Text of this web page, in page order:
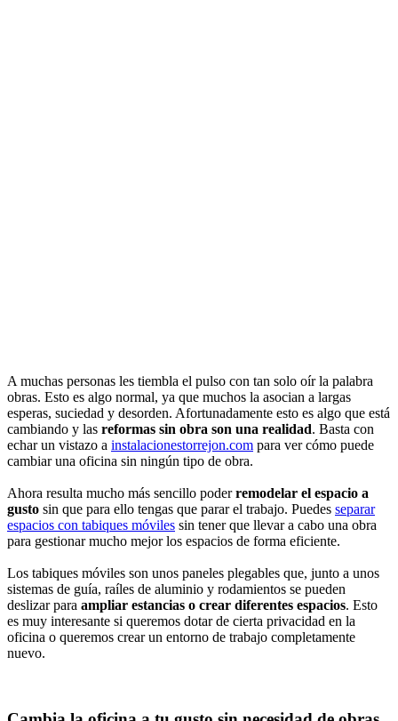
A muchas personas les tiembla el pulso con tan solo oír la palabra
obras. Esto es algo normal, ya que muchos la asocian a largas
esperas, suciedad y desorden. Afortunadamente esto es algo que está
cambiando y las reformas sin obra son una realidad. Basta con
echar un vistazo a instalacionestorrejon.com para ver cómo puede
cambiar una oficina sin ningún tipo de obra.
Ahora resulta mucho más sencillo poderremodelar el espacio a
gusto sin que para ello tengas que parar el trabajo. Puedes separar
espacios con tabiques móviles sin tener que llevar a cabo una obra
para gestionar mucho mejor los espacios de forma eficiente.
Los tabiques móviles son unos paneles plegables que, junto a unos
sistemas de guía, raíles de aluminio y rodamientos se pueden
deslizar para ampliar estancias o crear diferentes espacios. Esto
es muy interesante si queremos dotar de cierta privacidad en la
oficina o queremos crear un entorno de trabajo completamente
nuevo.